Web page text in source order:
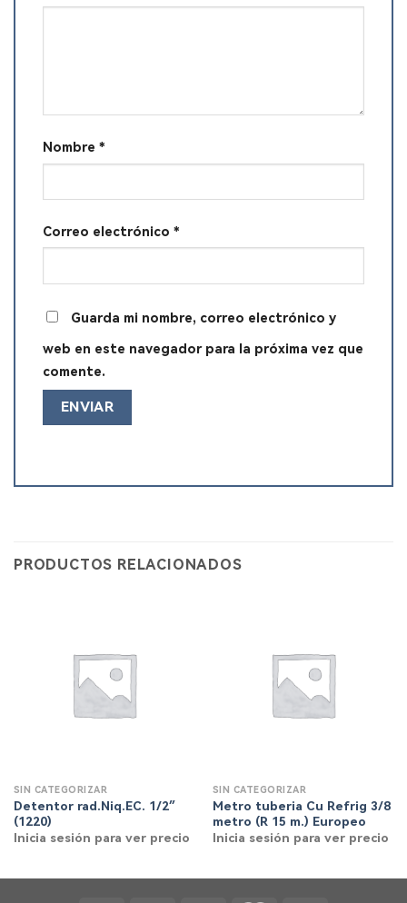
Nombre *
Correo electrónico *
Guarda mi nombre, correo electrónico y
web en este navegador para la próxima vez que
comente.
PRODUCTOS RELACIONADOS
SIN CATEGORIZAR
Detentor rad.Niq.EC. 1/2″
(1220)
Inicia sesión para ver precio
SIN CATEGORIZAR
Metro tuberia Cu Refrig 3/8
metro (R 15 m.) Europeo
Inicia sesión para ver precio